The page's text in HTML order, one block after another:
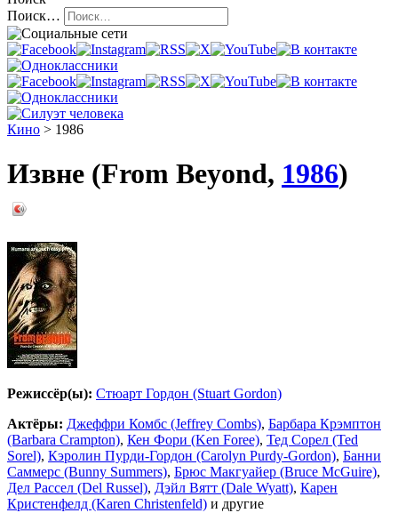
Поиск…
Кино > 1986
Извне (From Beyond, 1986)
Режиссёр(ы): Стюарт Гордон (Stuart Gordon)
Актёры: Джеффри Комбс (Jeffrey Combs), Барбара Крэмптон
(Barbara Crampton), Кен Фори (Ken Foree), Тед Сорел (Ted
Sorel), Кэролин Пурди-Гордон (Carolyn Purdy-Gordon), Банни
Саммерс (Bunny Summers), Брюс Макгуайер (Bruce McGuire),
Дел Рассел (Del Russel), Дэйл Вятт (Dale Wyatt), Карен
Кристенфелд (Karen Christenfeld) и другие